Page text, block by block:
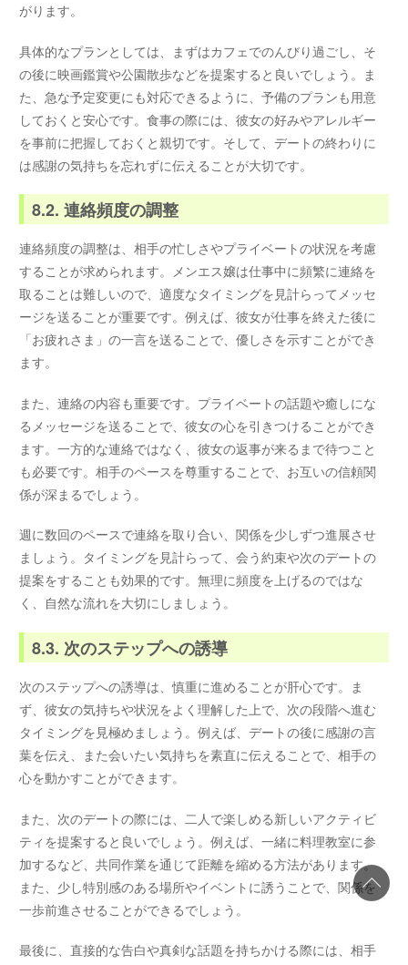
がります。
具体的なプランとしては、まずはカフェでのんびり過ごし、そ
の後に映画鑑賞や公園散歩などを提案すると良いでしょう。ま
た、急な予定変更にも対応できるように、予備のプランも用意
しておくと安心です。食事の際には、彼女の好みやアレルギー
を事前に把握しておくと親切です。そして、デートの終わりに
は感謝の気持ちを忘れずに伝えることが大切です。
8.2. 連絡頻度の調整
連絡頻度の調整は、相手の忙しさやプライベートの状況を考慮
することが求められます。メンエス嬢は仕事中に頻繁に連絡を
取ることは難しいので、適度なタイミングを見計らってメッセ
ージを送ることが重要です。例えば、彼女が仕事を終えた後に
「お疲れさま」の一言を送ることで、優しさを示すことができ
ます。
また、連絡の内容も重要です。プライベートの話題や癒しにな
るメッセージを送ることで、彼女の心を引きつけることができ
ます。一方的な連絡ではなく、彼女の返事が来るまで待つこと
も必要です。相手のペースを尊重することで、お互いの信頼関
係が深まるでしょう。
週に数回のペースで連絡を取り合い、関係を少しずつ進展させ
ましょう。タイミングを見計らって、会う約束や次のデートの
提案をすることも効果的です。無理に頻度を上げるのではな
く、自然な流れを大切にしましょう。
8.3. 次のステップへの誘導
次のステップへの誘導は、慎重に進めることが肝心です。ま
ず、彼女の気持ちや状況をよく理解した上で、次の段階へ進む
タイミングを見極めましょう。例えば、デートの後に感謝の言
葉を伝え、また会いたい気持ちを素直に伝えることで、相手の
心を動かすことができます。
また、次のデートの際には、二人で楽しめる新しいアクティビ
ティを提案すると良いでしょう。例えば、一緒に料理教室に参
加するなど、共同作業を通じて距離を縮める方法があります。
また、少し特別感のある場所やイベントに誘うことで、関係を
一歩前進させることができるでしょう。
最後に、直接的な告白や真剣な話題を持ちかける際には、相手